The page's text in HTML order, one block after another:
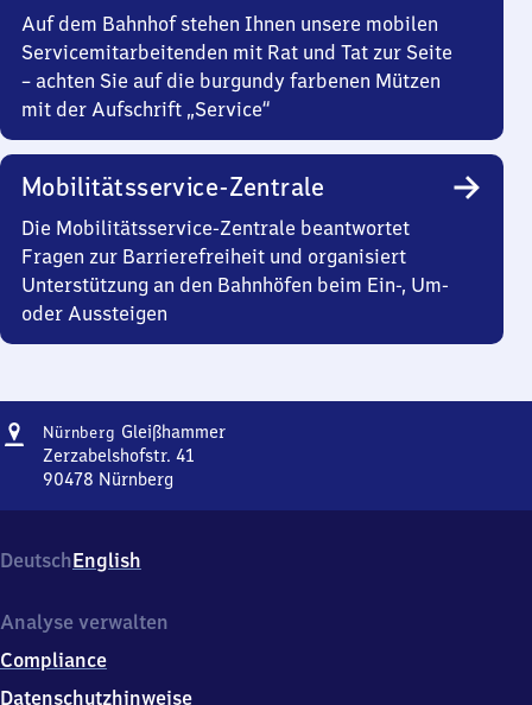
Auf dem Bahnhof stehen Ihnen unsere mobilen
Servicemitarbeitenden mit Rat und Tat zur Seite
– achten Sie auf die burgundy farbenen Mützen
mit der Aufschrift „Service“
Mobilitätsservice-Zentrale
Die Mobilitätsservice-Zentrale beantwortet
Fragen zur Barrierefreiheit und organisiert
Unterstützung an den Bahnhöfen beim Ein-, Um-
oder Aussteigen
Adresse
Nürnberg GleißhammerNürnberg-
Zerzabelshofstr. 41
90478 Nürnberg
Zerzabelshofstr.
41,
0
7
8
DeutschEnglish
Analyse verwalten
Compliance
Datenschutzhinweise